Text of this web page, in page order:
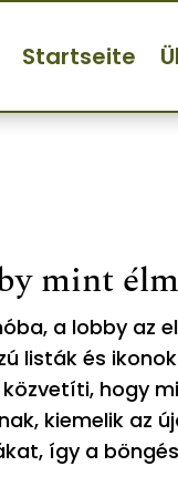
Startseite
mint
a lobby az
listák és
hogy
kiemelik az
így a